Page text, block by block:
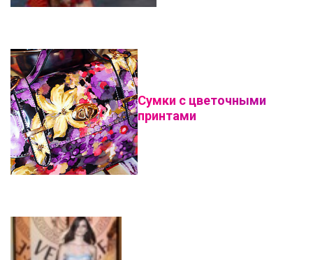
Сумки с цветочными
принтами